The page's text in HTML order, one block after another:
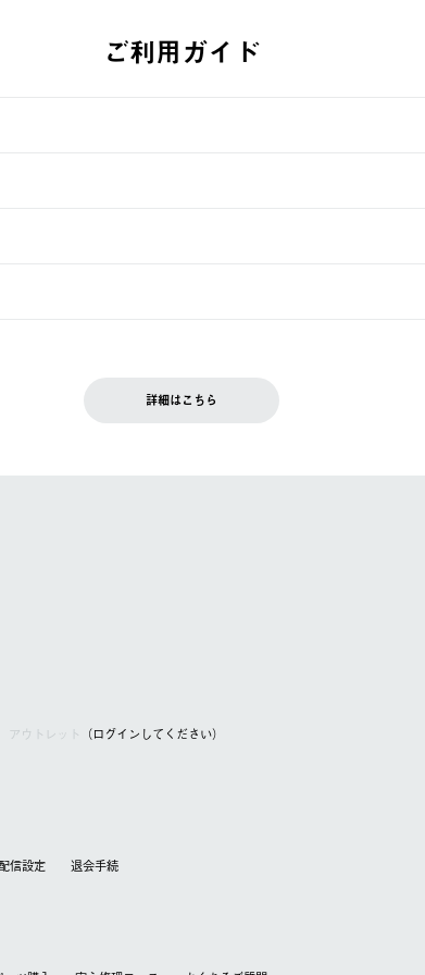
ご利用ガイド
いたします。）
詳細はこちら
アウトレット （ログインしてください）
信設定 退会⼿続